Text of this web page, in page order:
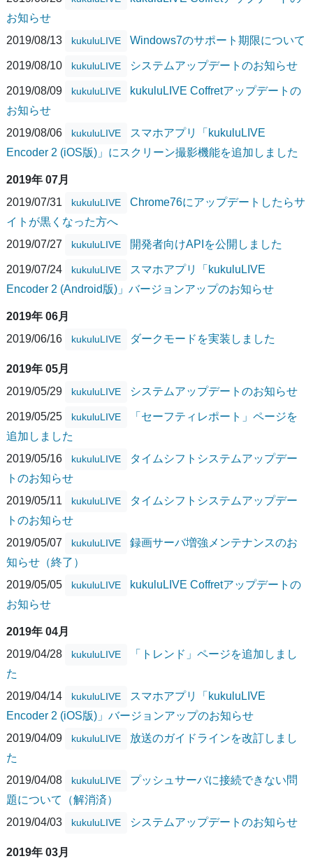
お知らせ
2019/08/13
kukuluLIVE Windows7のサポート期限について
2019/08/10 kukuluLIVE システムアップデートのお知らせ
2019/08/09 kukuluLIVE
kukuluLIVE Coffretアップデートの
お知らせ
2019/08/06
kukuluLIVE
スマホアプリ「kukuluLIVE
Encoder 2 (iOS版)」にスクリーン撮影機能を追加しました
2019年 07月
2019/07/31
kukuluLIVE
Chrome76にアップデートしたらサ
イトが黒くなった方へ
2019/07/27
kukuluLIVE 開発者向けAPIを公開しました
2019/07/24 kukuluLIVE
スマホアプリ「kukuluLIVE
Encoder 2 (Android版)」バージョンアップのお知らせ
2019年 06月
2019/06/16
kukuluLIVE ダークモードを実装しました
2019年 05月
2019/05/29
kukuluLIVE システムアップデートのお知らせ
2019/05/25 kukuluLIVE
「セーフティレポート」ページを
追加しました
2019/05/16
kukuluLIVE
タイムシフトシステムアップデー
トのお知らせ
2019/05/11
kukuluLIVE
タイムシフトシステムアップデー
トのお知らせ
2019/05/07
kukuluLIVE
録画サーバ増強メンテナンスのお
知らせ（終了）
2019/05/05
kukuluLIVE
kukuluLIVE Coffretアップデートの
お知らせ
2019年 04月
2019/04/28
kukuluLIVE
「トレンド」ページを追加しまし
た
2019/04/14
kukuluLIVE
スマホアプリ「kukuluLIVE
Encoder 2 (iOS版)」バージョンアップのお知らせ
2019/04/09
kukuluLIVE
放送のガイドラインを改訂しまし
た
2019/04/08
kukuluLIVE
プッシュサーバに接続できない問
題について（解消済）
2019/04/03
kukuluLIVE システムアップデートのお知らせ
2019年 03月